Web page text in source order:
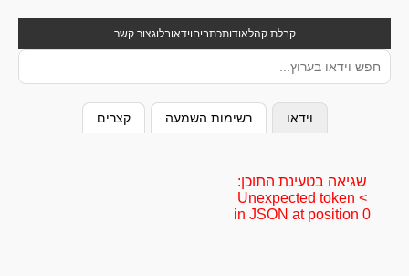
קבלת קהלאודותכתביםוידאובלוגצור קשר
וידאו רשימות השמעה קצרים
שגיאה בטעינת התוכן:
Unexpected token <
in JSON at position 0